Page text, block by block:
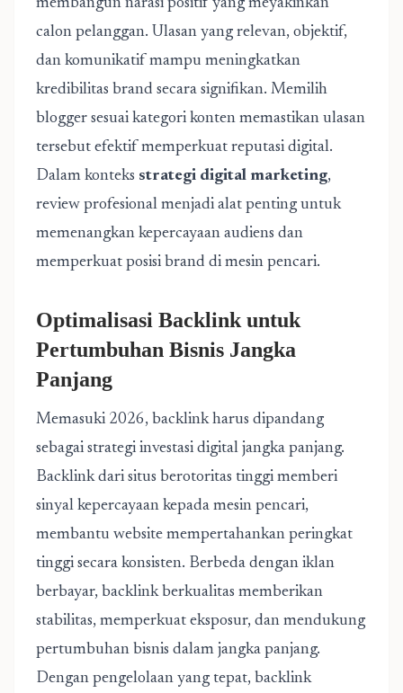
membangun narasi positif yang meyakinkan
calon pelanggan. Ulasan yang relevan, objektif,
dan komunikatif mampu meningkatkan
kredibilitas brand secara signifikan. Memilih
blogger sesuai kategori konten memastikan ulasan
tersebut efektif memperkuat reputasi digital.
Dalam konteks strategi digital marketing,
review profesional menjadi alat penting untuk
memenangkan kepercayaan audiens dan
memperkuat posisi brand di mesin pencari.
Optimalisasi Backlink untuk
Pertumbuhan Bisnis Jangka
Panjang
Memasuki 2026, backlink harus dipandang
sebagai strategi investasi digital jangka panjang.
Backlink dari situs berotoritas tinggi memberi
sinyal kepercayaan kepada mesin pencari,
membantu website mempertahankan peringkat
tinggi secara konsisten. Berbeda dengan iklan
berbayar, backlink berkualitas memberikan
stabilitas, memperkuat eksposur, dan mendukung
pertumbuhan bisnis dalam jangka panjang.
Dengan pengelolaan yang tepat, backlink